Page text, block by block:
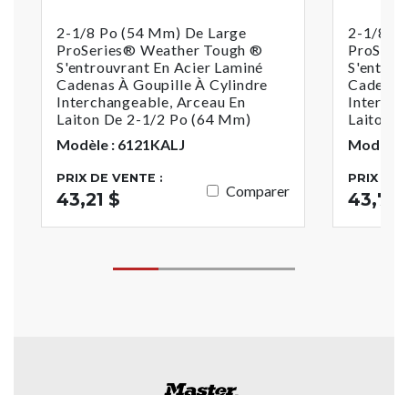
2-1/8 Po (54 Mm) De Large
ProSeries® Weather Tough ®
S'entrouvrant En Acier Laminé
Cadenas À Goupille À Cylindre
Interchangeable, Arceau En
Laiton De 2-1/2 Po (64 Mm)
Modèle : 6121KALJ
PRIX DE VENTE :
43,21 $ Comparer
2-1/8
Laiton
Modèle
PRIX DE
43,74